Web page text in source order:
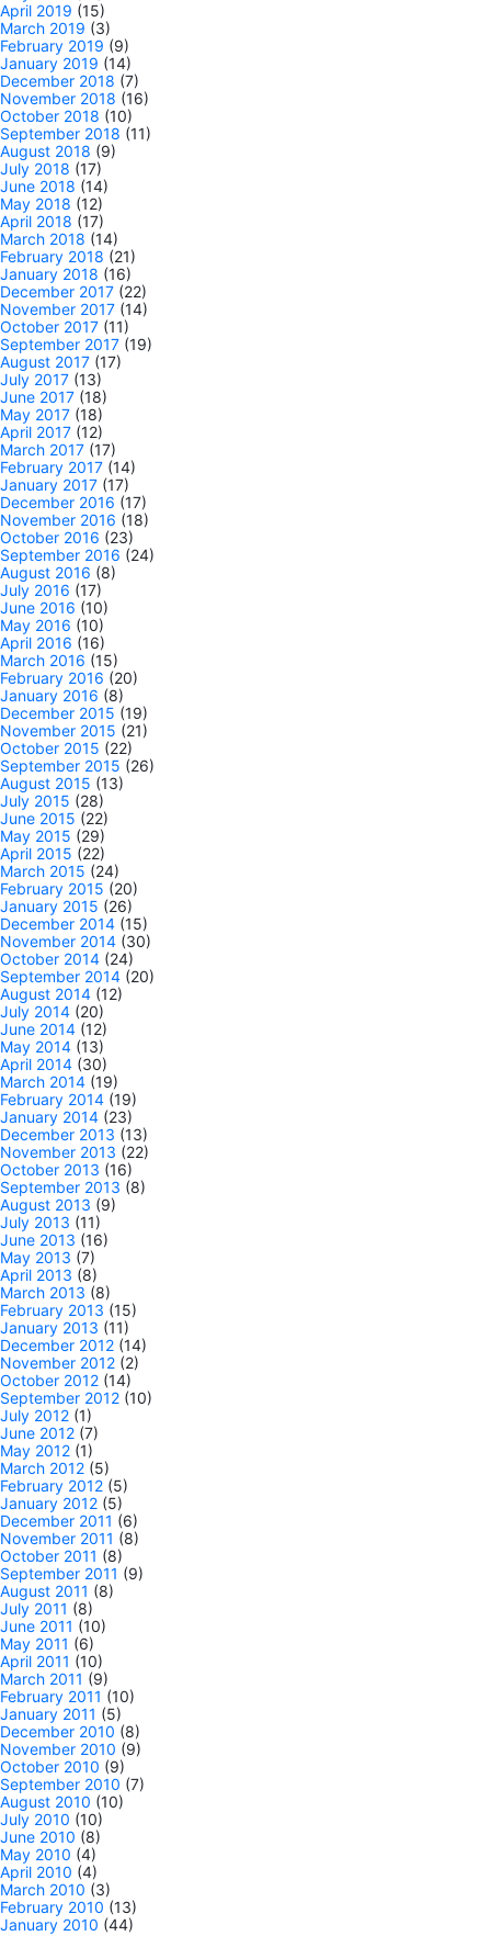
April 2019 (15)
March 2019 (3)
February 2019 (9)
January 2019 (14)
December 2018 (7)
November 2018 (16)
October 2018 (10)
September 2018 (11)
August 2018 (9)
July 2018 (17)
June 2018 (14)
May 2018 (12)
April 2018 (17)
March 2018 (14)
February 2018 (21)
January 2018 (16)
December 2017 (22)
November 2017 (14)
October 2017 (11)
September 2017 (19)
August 2017 (17)
July 2017 (13)
June 2017 (18)
May 2017 (18)
April 2017 (12)
March 2017 (17)
February 2017 (14)
January 2017 (17)
December 2016 (17)
November 2016 (18)
October 2016 (23)
September 2016 (24)
August 2016 (8)
July 2016 (17)
June 2016 (10)
May 2016 (10)
April 2016 (16)
March 2016 (15)
February 2016 (20)
January 2016 (8)
December 2015 (19)
November 2015 (21)
October 2015 (22)
September 2015 (26)
August 2015 (13)
July 2015 (28)
June 2015 (22)
May 2015 (29)
April 2015 (22)
March 2015 (24)
February 2015 (20)
January 2015 (26)
December 2014 (15)
November 2014 (30)
October 2014 (24)
September 2014 (20)
August 2014 (12)
July 2014 (20)
June 2014 (12)
May 2014 (13)
April 2014 (30)
March 2014 (19)
February 2014 (19)
January 2014 (23)
December 2013 (13)
November 2013 (22)
October 2013 (16)
September 2013 (8)
August 2013 (9)
July 2013 (11)
June 2013 (16)
May 2013 (7)
April 2013 (8)
March 2013 (8)
February 2013 (15)
January 2013 (11)
December 2012 (14)
November 2012 (2)
October 2012 (14)
September 2012 (10)
July 2012 (1)
June 2012 (7)
May 2012 (1)
March 2012 (5)
February 2012 (5)
January 2012 (5)
December 2011 (6)
November 2011 (8)
October 2011 (8)
September 2011 (9)
August 2011 (8)
July 2011 (8)
June 2011 (10)
May 2011 (6)
April 2011 (10)
March 2011 (9)
February 2011 (10)
January 2011 (5)
December 2010 (8)
November 2010 (9)
October 2010 (9)
September 2010 (7)
August 2010 (10)
July 2010 (10)
June 2010 (8)
May 2010 (4)
April 2010 (4)
March 2010 (3)
February 2010 (13)
January 2010 (44)